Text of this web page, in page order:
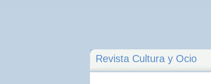
Revista Cultura y Ocio